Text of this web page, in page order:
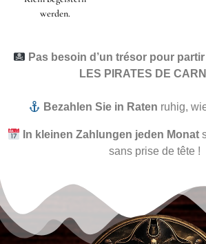
werden.
Pas besoin d’un trésor pour
LES PIRATES DE
Bezahlen Sie in Raten ruhig,
In kleinen Zahlungen jeden Monat
sans prise de tête !